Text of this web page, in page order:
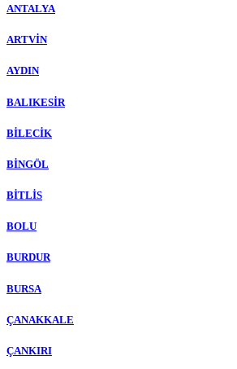
ANTALYA
ARTVİN
AYDIN
BALIKESİR
BİLECİK
BİNGÖL
BİTLİS
BOLU
BURDUR
BURSA
ÇANAKKALE
ÇANKIRI